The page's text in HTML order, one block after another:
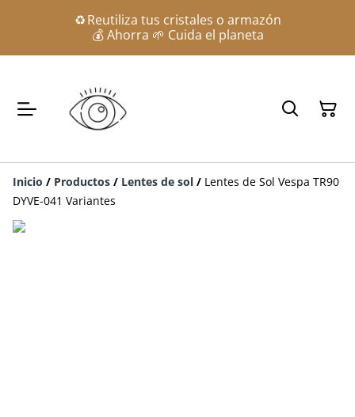
♻️ Reutiliza tus cristales o armazón
💰 Ahorra 🌱 Cuida el planeta
Inicio / Productos / Lentes de sol / Lentes de Sol Vespa TR90
DYVE-041 Variantes